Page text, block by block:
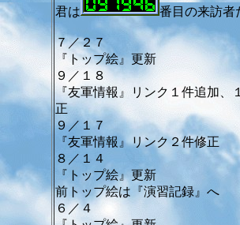
君は 番目の来訪者
７／２７
『トップ絵』更新
９／１８
『友軍情報』リンク１件追加、
正
９／１７
『友軍情報』リンク２件修正
８／１４
『トップ絵』更新
前トップ絵は『演習記録』へ
６／４